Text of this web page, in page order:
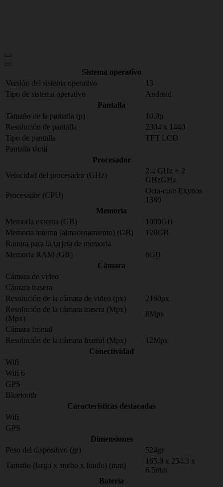
Sistema operativo
Versión del sistema operativo
13
Tipo de sistema operativo
Android
Pantalla
Tamaño de la pantalla (p)
10.9p
Resolución de pantalla
2304 x 1440
Tipo de pantalla
TFT LCD
Pantalla táctil
Procesador
Velocidad del procesador (GHz)
2.4 GHz + 2
GHzGHz
Procesador (CPU)
Octa-core Exynos
1380
Memoria
Memoria externa (GB)
1000GB
Memoria interna (almacenamiento) (GB)
128GB
Ranura para la tarjeta de memoria
Memoria RAM (GB)
6GB
Cámara
Cámara de video
Cámara trasera
Resolución de la cámara de video (px)
2160px
Resolución de la cámara trasera (Mpx)
(Mpx)
8Mpx
Cámara frontal
Resolución de la cámara frontal (Mpx)
12Mpx
Conectividad
Wifi
Wifi 6
GPS
Bluetooth
Características destacadas
Wifi
GPS
Dimensiones
Peso del dispositivo (gr)
524gr
Tamaño (largo x ancho x fondo) (mm)
165.8 x 254.3 x
6.5mm
Bateria